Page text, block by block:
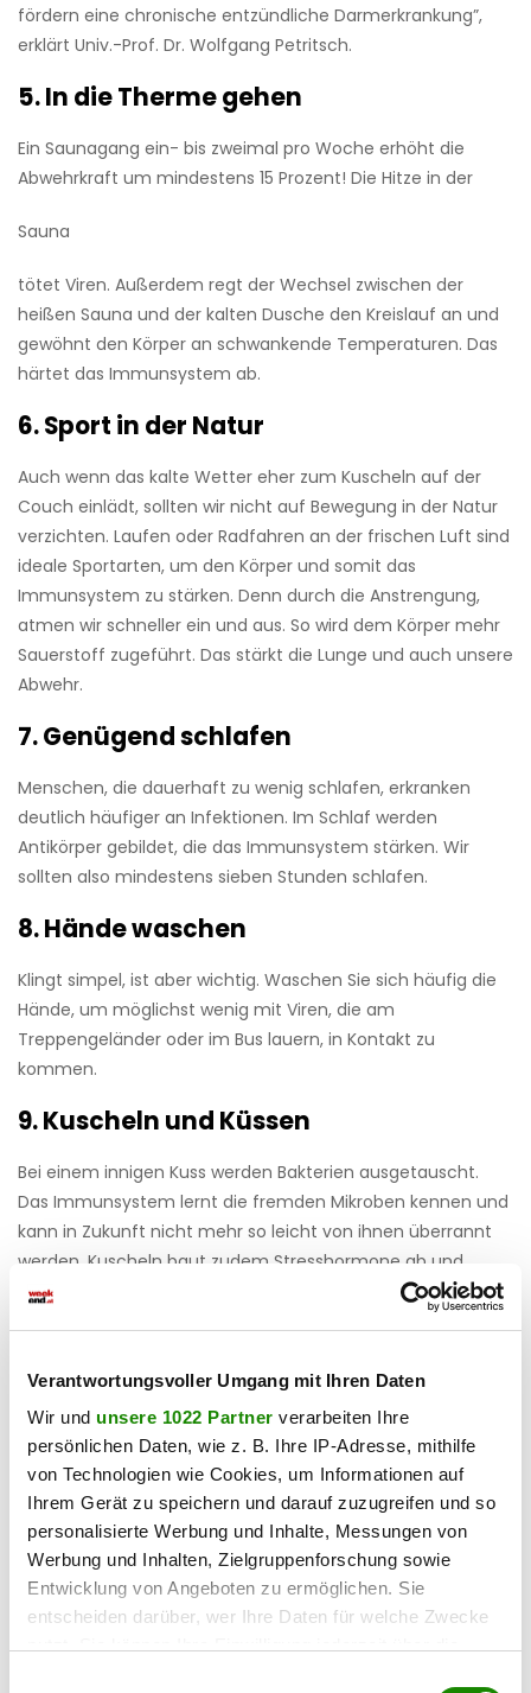
Verantwortungsvoller Umgang mit Ihren Daten
Wir und unsere 1022 Partner verarbeiten Ihre
persönlichen Daten, wie z. B. Ihre IP-Adresse, mithilfe
von Technologien wie Cookies, um Informationen auf
Ihrem Gerät zu speichern und darauf zuzugreifen und so
personalisierte Werbung und Inhalte, Messungen von
Werbung und Inhalten, Zielgruppenforschung sowie
Entwicklung von Angeboten zu ermöglichen. Sie
entscheiden darüber, wer Ihre Daten für welche Zwecke
fördern eine chronische entzündliche Darmerkrankung”,
erklärt Univ.-Prof. Dr. Wolfgang Petritsch.
5. In die Therme gehen
Ein Saunagang ein- bis zweimal pro Woche erhöht die
Abwehrkraft um min­destens 15 Prozent! Die Hitze in der
Sauna
tötet Viren. ­Außerdem regt der Wechsel zwischen der
heißen Sauna und der kalten Dusche den Kreislauf an und
gewöhnt den Körper an schwankende Temperaturen. Das
härtet das Immunsystem ab.
6. Sport in der Natur
Auch wenn das kalte Wetter eher zum Kuscheln auf der
Couch einlädt, sollten wir nicht auf Bewegung in der Natur
verzichten. Laufen oder Radfahren an der frischen Luft sind
ideale Sportarten, um den Körper und somit das
Immunsystem zu stärken. Denn durch die Anstrengung,
atmen wir schneller ein und aus. So wird dem Körper mehr
Sauerstoff zugeführt. Das stärkt die Lunge und auch unsere
Abwehr.
7. Genügend schlafen
Menschen, die dauerhaft zu wenig schlafen, erkranken
deutlich häufiger an Infek­tionen. Im Schlaf werden
Antikörper gebildet, die das Immunsystem stärken. Wir
sollten also mindestens ­sieben Stunden schlafen.
8. Hände waschen
Klingt simpel, ist aber wichtig. Waschen Sie sich häufig die
Hände, um möglichst wenig mit Viren, die am
Treppengeländer oder im Bus lauern, in Kontakt zu
kommen.
9. Kuscheln und Küssen
Bei einem innigen Kuss werden Bakterien ausgetauscht.
Das Immunsystem lernt die fremden Mikroben kennen und
kann in Zukunft nicht mehr so leicht von ihnen überrannt
werden. Kuscheln baut zudem Stress­hormone ab und
fördert die Produktion von Glücks­hormonen. Wer viel küsst
Haben Sie einen Fehler gefunden?Schicken Sie uns Ihr
Feedback zu diesem Artikel.
teilen